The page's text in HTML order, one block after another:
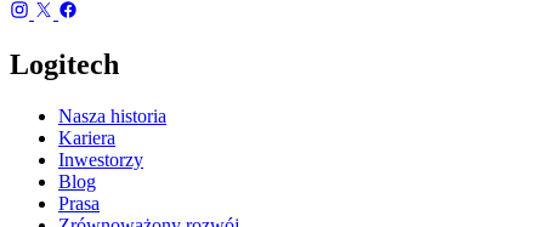
Logitech
Nasza historia
Kariera
Inwestorzy
Blog
Prasa